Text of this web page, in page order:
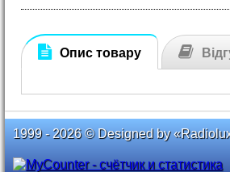
Опис товару
1999 - 2026 © Designed by